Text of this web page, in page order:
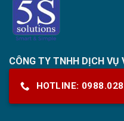
CÔNG TY TNHH DỊCH VỤ
HOTLINE: